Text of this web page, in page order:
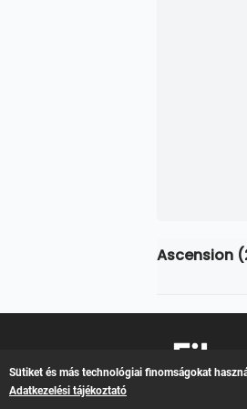
Ascension
Sütiket és más technológiai finomságokat
Adatkezelési tájékoztató